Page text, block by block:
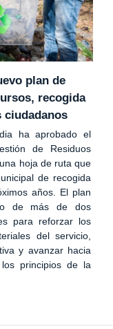
plan de
recogida
ciudadanos
ha aprobado el
de Residuos
hoja de ruta que
de recogida
años. El plan
de más de dos
para reforzar los
del servicio,
y avanzar hacia
principios de la